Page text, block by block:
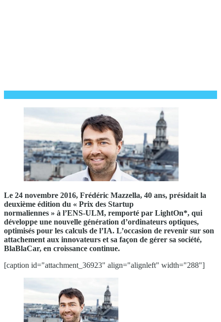
Le 24 novembre 2016, Frédéric Mazzella, 40 ans, présidait la
deuxième édition du « Prix des Startup
normaliennes » à l’ENS-ULM, remporté par LightOn*, qui
développe une nouvelle génération d’ordinateurs optiques,
optimisés pour les calculs de l’IA. L’occasion de revenir sur son
attachement aux innovateurs et sa façon de gérer sa société,
BlaBlaCar, en croissance continue.
[caption id="attachment_36923" align="alignleft" width="288"]